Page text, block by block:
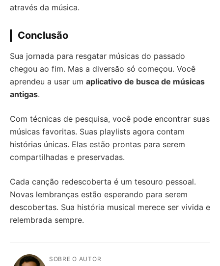
através da música.
Conclusão
Sua jornada para resgatar músicas do passado
chegou ao fim. Mas a diversão só começou. Você
aprendeu a usar um aplicativo de busca de músicas
antigas.
Com técnicas de pesquisa, você pode encontrar suas
músicas favoritas. Suas playlists agora contam
histórias únicas. Elas estão prontas para serem
compartilhadas e preservadas.
Cada canção redescoberta é um tesouro pessoal.
Novas lembranças estão esperando para serem
descobertas. Sua história musical merece ser vivida e
relembrada sempre.
SOBRE O AUTOR